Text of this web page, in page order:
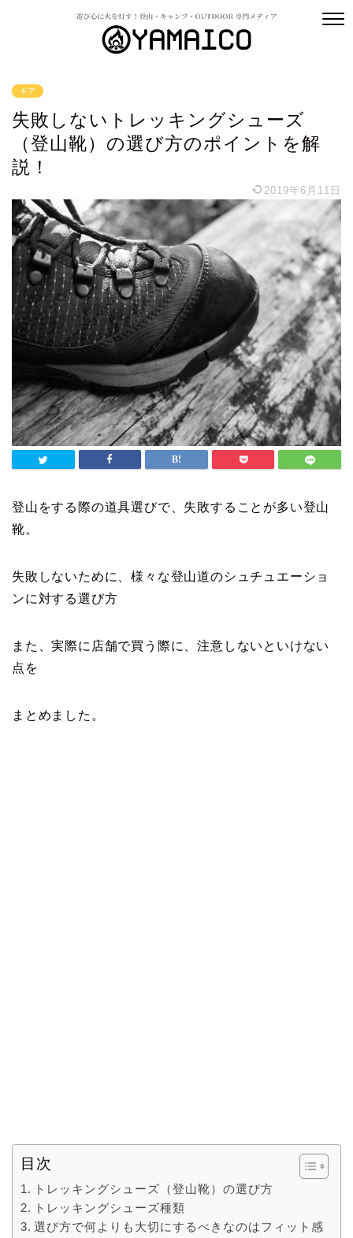
ギア
失敗しないトレッキングシューズ
（登山靴）の選び方のポイントを解
説！
2019年6月11日
登山をする際の道具選びで、失敗することが多い登山
靴。
失敗しないために、様々な登山道のシュチュエーショ
ンに対する選び方
また、実際に店舗で買う際に、注意しないといけない
点を
まとめました。
目次
トレッキングシューズ（登山靴）の選び方
トレッキングシューズ種類
選び方で何よりも大切にするべきなのはフィット感